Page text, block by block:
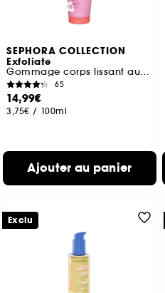
SEPHORA COLLECTION
Exfoliate
Gommage corps lissant aux AHA
65
14,99€
3,75€ / 100ml
Ajouter au panier
Exclu